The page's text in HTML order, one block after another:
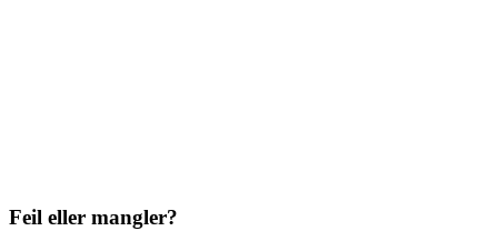
Feil eller mangler?